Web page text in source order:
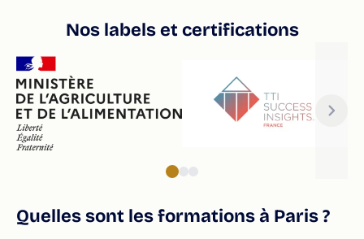
Nos labels et certifications
Quelles sont les formations à Paris ?